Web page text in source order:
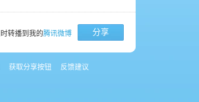
时转播到我的腾讯微博 分享
获取分享按钮 反馈建议